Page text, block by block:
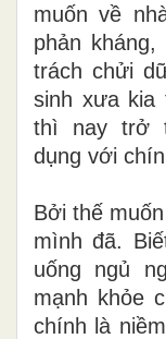
muốn về
phản
trách chửi
sinh xưa
thì nay trở
dụng với
Bởi thế
mình đã.
uống ngủ
mạnh khỏe
chính là